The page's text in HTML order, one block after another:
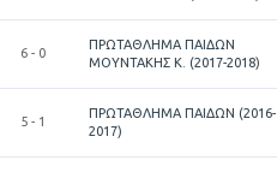
6 - 0
ΠΡΩΤΑΘΛΗΜΑ ΠΑΙΔΩΝ
ΜΟΥΝΤΑΚΗΣ Κ. (2017-2018)
5 - 1
ΠΡΩΤΑΘΛΗΜΑ ΠΑΙΔΩΝ (2016-
2017)